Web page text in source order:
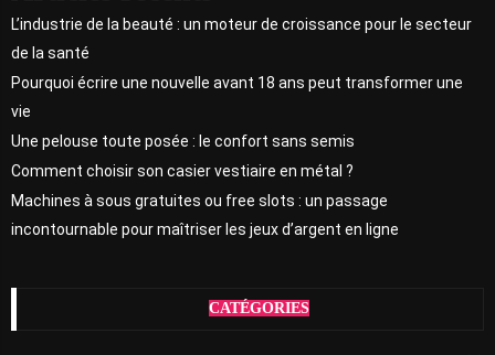
L’industrie de la beauté : un moteur de croissance pour le secteur
de la santé
Pourquoi écrire une nouvelle avant 18 ans peut transformer une
vie
Une pelouse toute posée : le confort sans semis
Comment choisir son casier vestiaire en métal ?
Machines à sous gratuites ou free slots : un passage
incontournable pour maîtriser les jeux d’argent en ligne
CATÉGORIES